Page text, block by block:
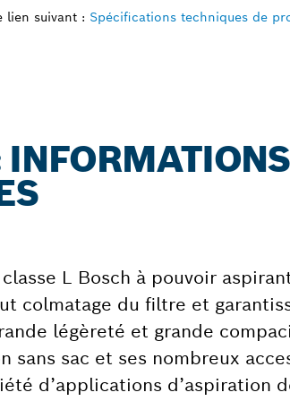
lien suivant : Spécifications techniques de
L Bosch à pouvoir
colmatage du filtre et
légèreté et grande
sans sac et ses nombreux
d’applications d’aspiration